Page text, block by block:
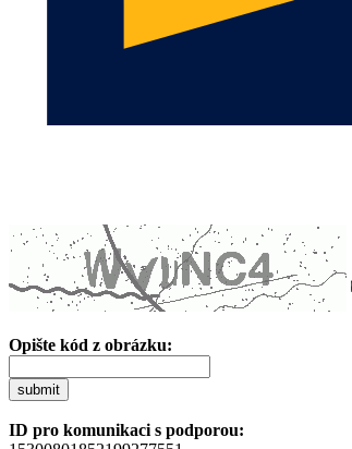
Opište kód z obrázku:
submit
ID pro komunikaci s podporou: